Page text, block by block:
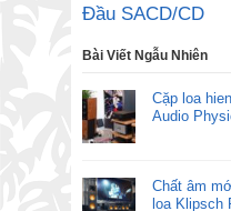
Đầu SACD/CD
Bài Viết Ngẫu Nhiên
Cặp loa
Audio
Chất âm
loa Klipsch